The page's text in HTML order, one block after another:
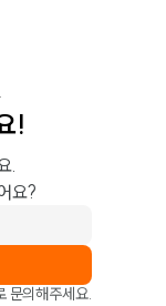
!
.
요?
문의해주세요.